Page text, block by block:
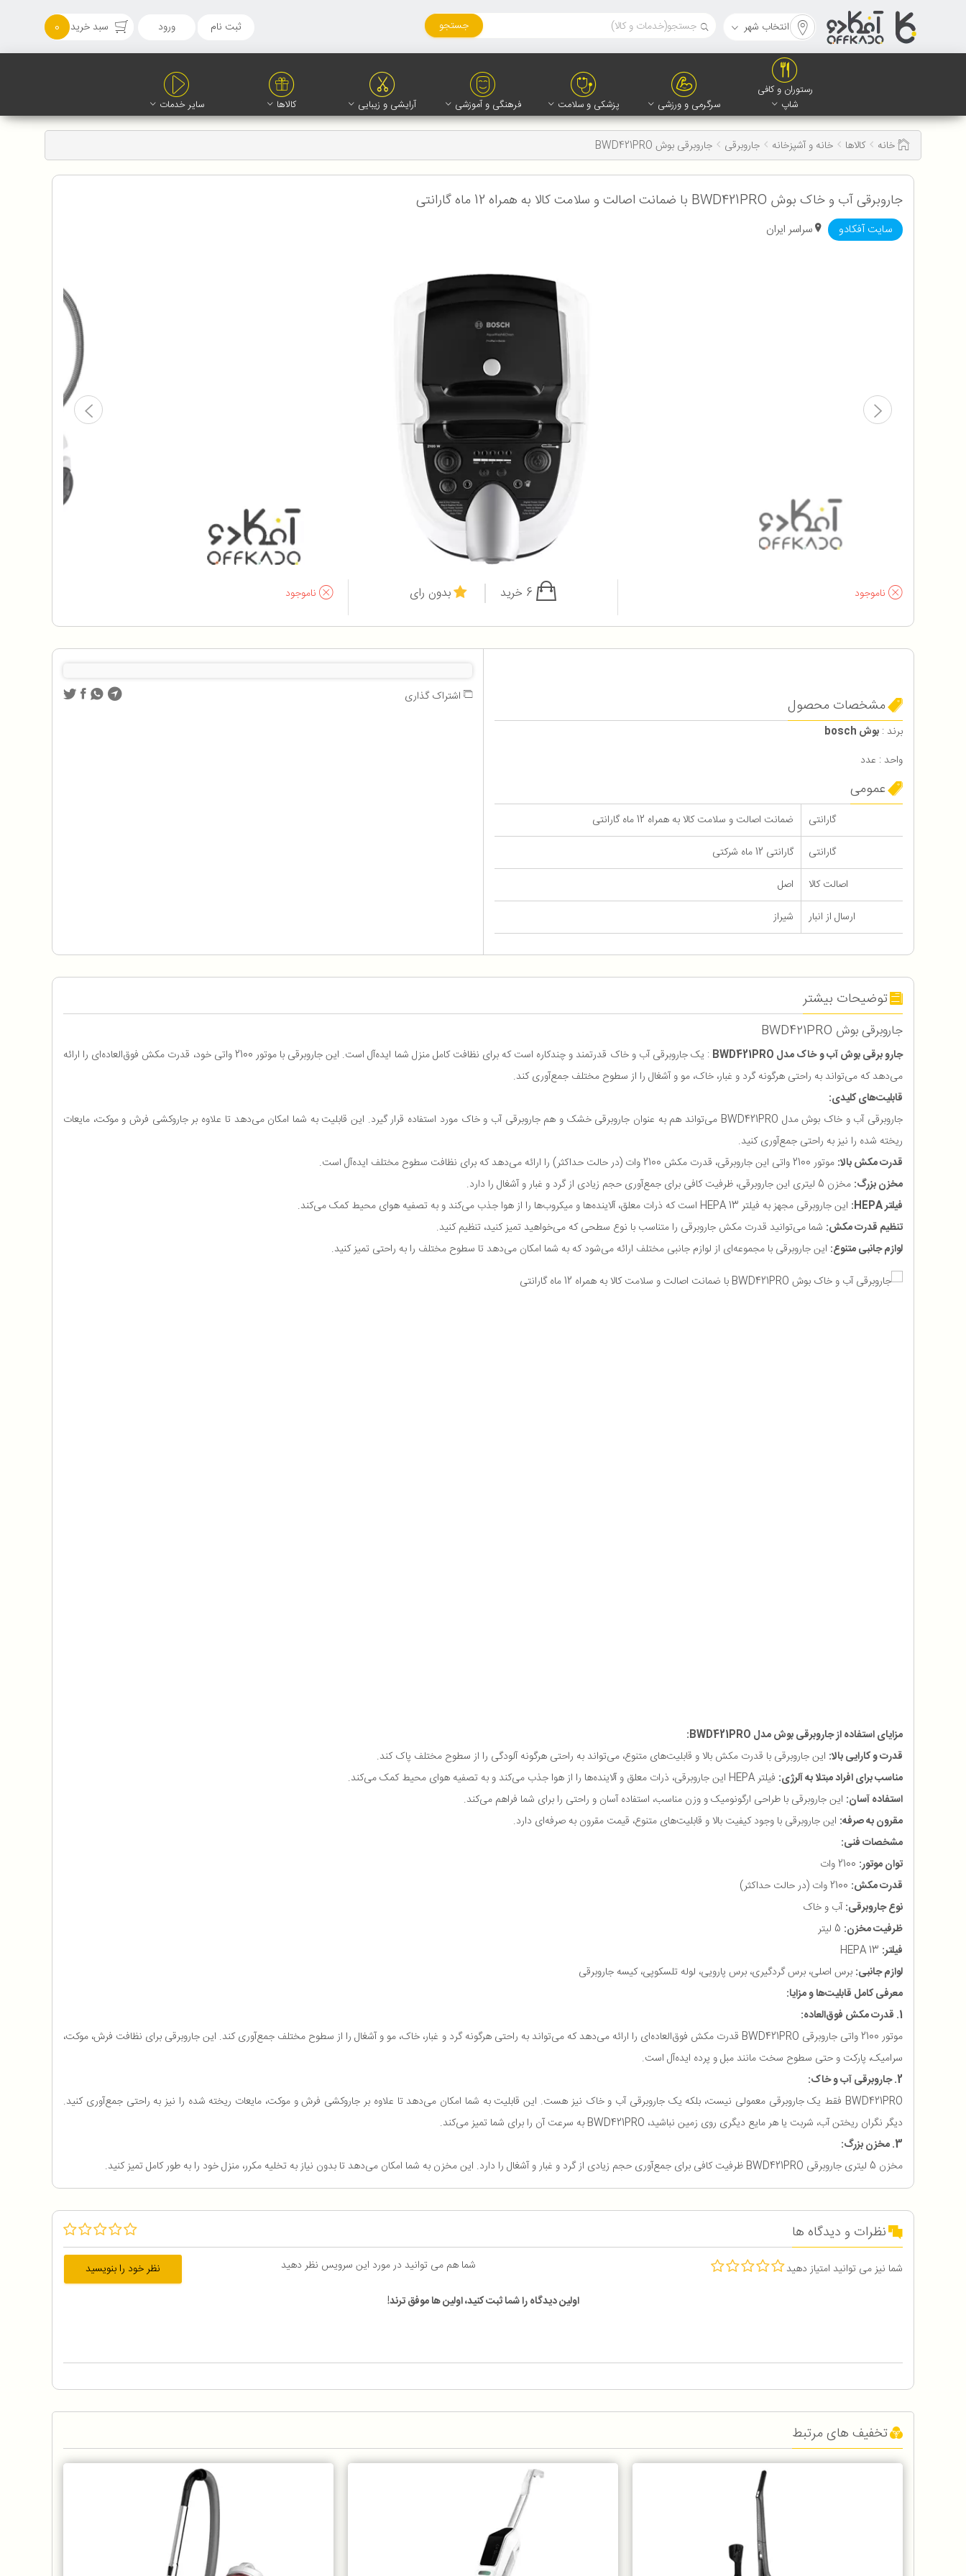
انتخاب شهر جستجو ثبت نام ورود سبد خرید 0
رستوران و کافی
شاپ
سرگرمی و ورزشی پزشکی و سلامت فرهنگی و آموزشی آرایشی و زیبایی کالاها سایر خدمات
خانه کالاها خانه و آشپزخانه جاروبرقی جاروبرقی بوش BWD421PRO
جاروبرقی آب و خاک بوش BWD421PRO با ضمانت اصالت و سلامت کالا به همراه 12 ماه گارانتی
سایت آفکادو سراسر ایران
ناموجود بدون رای ناموجود
مشخصات محصول
برند : بوش bosch
واحد : عدد
عمومی
گارانتی
ضمانت اصالت و سلامت کالا به همراه 12 ماه گارانتی
گارانتی
گارانتی 12 ماه شرکتی
اصالت کالا
اصل
ارسال از انبار
شیراز
اشتراک گذاری
توضیحات بیشتر
جاروبرقی بوش BWD421PRO
جارو برقی بوش آب و خاک مدل BWD421PRO
: یک جاروبرقی آب و خاک قدرتمند و چندکاره است که برای نظافت کامل منزل شما ایده‌آل است. این جاروبرقی با موتور 2100 واتی خود، قدرت مکش فوق‌العاده‌ای را ارائه
می‌دهد که می‌تواند به راحتی هرگونه گرد و غبار، خاک، مو و آشغال را از سطوح مختلف جمع‌آوری کند.
قابلیت‌های کلیدی:
جاروبرقی آب و خاک بوش مدل BWD421PRO می‌تواند هم به عنوان جاروبرقی خشک و هم جاروبرقی آب و خاک مورد استفاده قرار گیرد. این قابلیت به شما امکان می‌دهد تا علاوه بر جاروکشی فرش و موکت، مایعات
ریخته شده را نیز به راحتی جمع‌آوری کنید.
قدرت مکش بالا: موتور 2100 واتی این جاروبرقی، قدرت مکش 2100 وات (در حالت حداکثر) را ارائه می‌دهد که برای نظافت سطوح مختلف ایده‌آل است.
مخزن بزرگ: مخزن 5 لیتری این جاروبرقی، ظرفیت کافی برای جمع‌آوری حجم زیادی از گرد و غبار و آشغال را دارد.
فیلتر HEPA:
این جاروبرقی مجهز به فیلتر HEPA 13 است که ذرات معلق، آلاینده‌ها و میکروب‌ها را از هوا جذب می‌کند و به تصفیه هوای محیط کمک می‌کند.
تنظیم قدرت مکش: شما می‌توانید قدرت مکش جاروبرقی را متناسب با نوع سطحی که می‌خواهید تمیز کنید، تنظیم کنید.
لوازم جانبی متنوع: این جاروبرقی با مجموعه‌ای از لوازم جانبی مختلف ارائه می‌شود که به شما امکان می‌دهد تا سطوح مختلف را به راحتی تمیز کنید.
مزایای استفاده از جاروبرقی بوش مدل BWD421PRO:
قدرت و کارایی بالا: این جاروبرقی با قدرت مکش بالا و قابلیت‌های متنوع، می‌تواند به راحتی هرگونه آلودگی را از سطوح مختلف پاک کند.
مناسب برای افراد مبتلا به آلرژی: فیلتر HEPA این جاروبرقی، ذرات معلق و آلاینده‌ها را از هوا جذب می‌کند و به تصفیه هوای محیط کمک می‌کند.
استفاده آسان: این جاروبرقی با طراحی ارگونومیک و وزن مناسب، استفاده آسان و راحتی را برای شما فراهم می‌کند.
مقرون به صرفه: این جاروبرقی با وجود کیفیت بالا و قابلیت‌های متنوع، قیمت مقرون به صرفه‌ای دارد.
مشخصات فنی:
توان موتور:
قدرت مکش:
نوع جاروبرقی:آب و خاک
ظرفیت مخزن:
فیلتر:
لوازم جانبی: برس اصلی، برس گردگیری، برس پارویی، لوله تلسکوپی، کیسه جاروبرقی
معرفی کامل قابلیت‌ها و مزایا:
1. قدرت مکش فوق‌العاده:
موتور 2100 واتی جاروبرقی BWD421PRO قدرت مکش فوق‌العاده‌ای را ارائه می‌دهد که می‌تواند به راحتی هرگونه گرد و غبار، خاک، مو و آشغال را از سطوح مختلف جمع‌آوری کند. این جاروبرقی برای نظافت فرش، موکت،
سرامیک، پارکت و حتی سطوح سخت مانند مبل و پرده ایده‌آل است.
2. جاروبرقی آب و خاک:
BWD421PRO فقط یک جاروبرقی معمولی نیست، بلکه یک جاروبرقی آب و خاک نیز هست. این قابلیت به شما امکان می‌دهد تا علاوه بر جاروکشی فرش و موکت، مایعات ریخته شده را نیز به راحتی جمع‌آوری کنید.
دیگر نگران ریختن آب، شربت یا هر مایع دیگری روی زمین نباشید، BWD421PRO به سرعت آن را برای شما تمیز می‌کند.
3. مخزن بزرگ:
مخزن 5 لیتری جاروبرقی BWD421PRO ظرفیت کافی برای جمع‌آوری حجم زیادی از گرد و غبار و آشغال را دارد. این مخزن به شما امکان می‌دهد تا بدون نیاز به تخلیه مکرر، منزل خود را به طور کامل تمیز کنید.
نظرات و دیدگاه ها
شما نیز می توانید امتیاز دهید شما هم می توانید در مورد این سرویس نظر دهید
نظر خود را بنویسید
اولین دیدگاه را شما ثبت کنید، اولین ها موفق ترند!
تخفیف های مرتبط